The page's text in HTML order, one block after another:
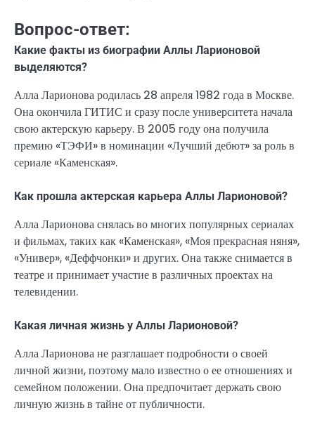
Вопрос-ответ:
Какие факты из биографии Аллы Ларионовой
выделяются?
Алла Ларионова родилась 28 апреля 1982 года в Москве.
Она окончила ГИТИС и сразу после университета начала
свою актерскую карьеру. В 2005 году она получила
премию «ТЭФИ» в номинации «Лучший дебют» за роль в
сериале «Каменская».
Как прошла актерская карьера Аллы Ларионовой?
Алла Ларионова снялась во многих популярных сериалах
и фильмах, таких как «Каменская», «Моя прекрасная няня»,
«Универ», «Деффчонки» и других. Она также снимается в
театре и принимает участие в различных проектах на
телевидении.
Какая личная жизнь у Аллы Ларионовой?
Алла Ларионова не разглашает подробности о своей
личной жизни, поэтому мало известно о ее отношениях и
семейном положении. Она предпочитает держать свою
личную жизнь в тайне от публичности.